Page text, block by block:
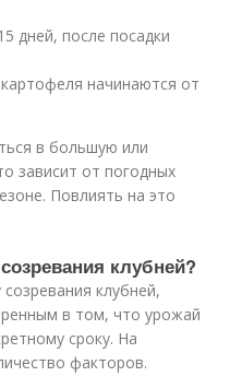
дней, после посадки
начинаются от
в большую или
зависит от погодных
Повлиять на это
клубней?
клубней,
в том, что урожай
сроку. На
факторов.